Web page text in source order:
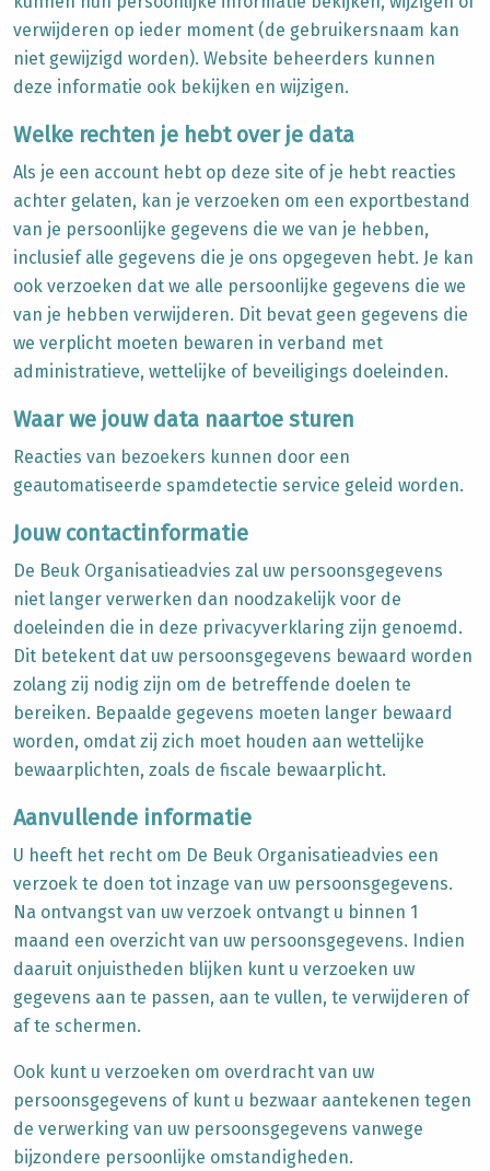
verwijderen op ieder moment (de gebruikersnaam kan
niet gewijzigd worden). Website beheerders kunnen
deze informatie ook bekijken en wijzigen.
Welke rechten je hebt over je data
Als je een account hebt op deze site of je hebt reacties
achter gelaten, kan je verzoeken om een exportbestand
van je persoonlijke gegevens die we van je hebben,
inclusief alle gegevens die je ons opgegeven hebt. Je kan
ook verzoeken dat we alle persoonlijke gegevens die we
van je hebben verwijderen. Dit bevat geen gegevens die
we verplicht moeten bewaren in verband met
administratieve, wettelijke of beveiligings doeleinden.
Waar we jouw data naartoe sturen
Reacties van bezoekers kunnen door een
geautomatiseerde spamdetectie service geleid worden.
Jouw contactinformatie
De Beuk Organisatieadvies zal uw persoonsgegevens
niet langer verwerken dan noodzakelijk voor de
doeleinden die in deze privacyverklaring zijn genoemd.
Dit betekent dat uw persoonsgegevens bewaard worden
zolang zij nodig zijn om de betreffende doelen te
bereiken. Bepaalde gegevens moeten langer bewaard
worden, omdat zij zich moet houden aan wettelijke
bewaarplichten, zoals de fiscale bewaarplicht.
Aanvullende informatie
U heeft het recht om De Beuk Organisatieadvies een
verzoek te doen tot inzage van uw persoonsgegevens.
Na ontvangst van uw verzoek ontvangt u binnen 1
maand een overzicht van uw persoonsgegevens. Indien
daaruit onjuistheden blijken kunt u verzoeken uw
gegevens aan te passen, aan te vullen, te verwijderen of
af te schermen.
Ook kunt u verzoeken om overdracht van uw
persoonsgegevens of kunt u bezwaar aantekenen tegen
de verwerking van uw persoonsgegevens vanwege
bijzondere persoonlijke omstandigheden.